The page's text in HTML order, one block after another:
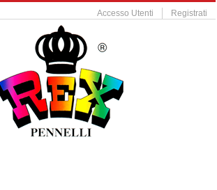
Accesso Utenti Registrati